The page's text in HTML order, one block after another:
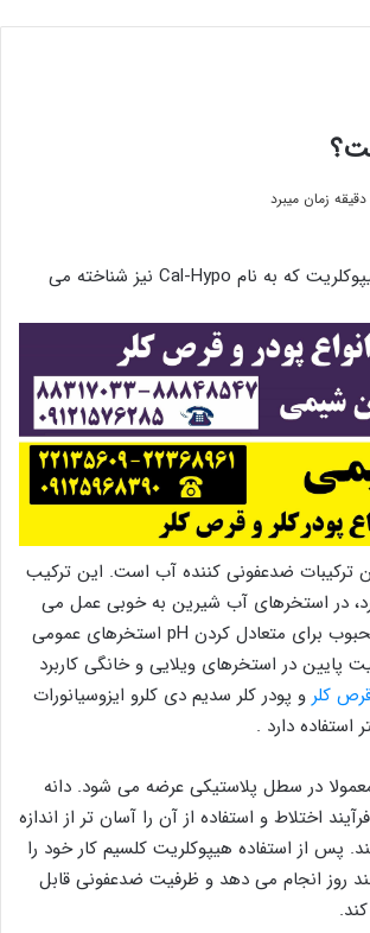
پرکلرین یا کلسیم هیپوکلریت که به نام Cal-Hypo نیز شناخته می
ترکیبات ضدعفونی کننده آب است. این ترکیب
در استخرهای آب شیرین به خوبی عمل می
کند و یک نوع کلر محبوب برای متعادل کردن pH استخرهای عمومی
پایین در استخرهای ویلایی و خانگی کاربرد
کلر و پودر کلر سدیم دی کلرو ایزوسیانورات
استفاده دارد .
معمولا در سطل پلاستیکی عرضه می شود. دانه
اختلاط و استفاده از آن را آسان تر از اندازه
پس از استفاده هیپوکلریت کلسیم کار خود را
روز انجام می دهد و ظرفیت ضدعفونی قابل